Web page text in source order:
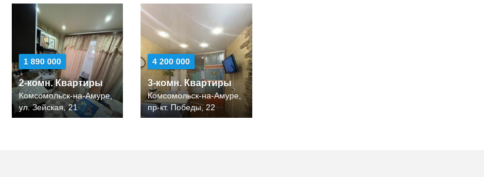
1 890 000
2-комн. Квартиры
Комсомольск-на-Амуре,
ул. Зейская, 21
4 200 000
3-комн. Квартиры
Комсомольск-на-Амуре,
пр-кт. Победы, 22